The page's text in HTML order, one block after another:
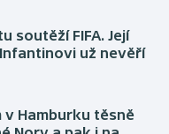
soutěží FIFA. Její
už nevěří
v Hamburku těsně